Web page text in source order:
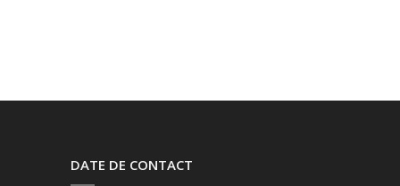
DATE DE CONTACT